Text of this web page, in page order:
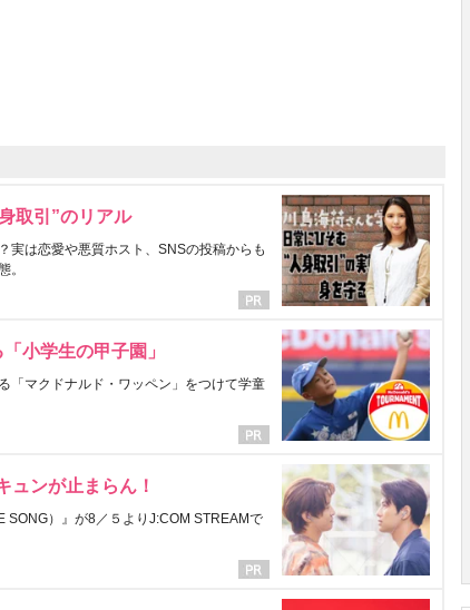
取引”のリアル
実は恋愛や悪質ホスト、SNSの投稿からも
。
小学生の甲子園」
「マクドナルド・ワッペン」をつけて学童
ュンが止まらん！
SONG）』が8／５よりJ:COM STREAMで